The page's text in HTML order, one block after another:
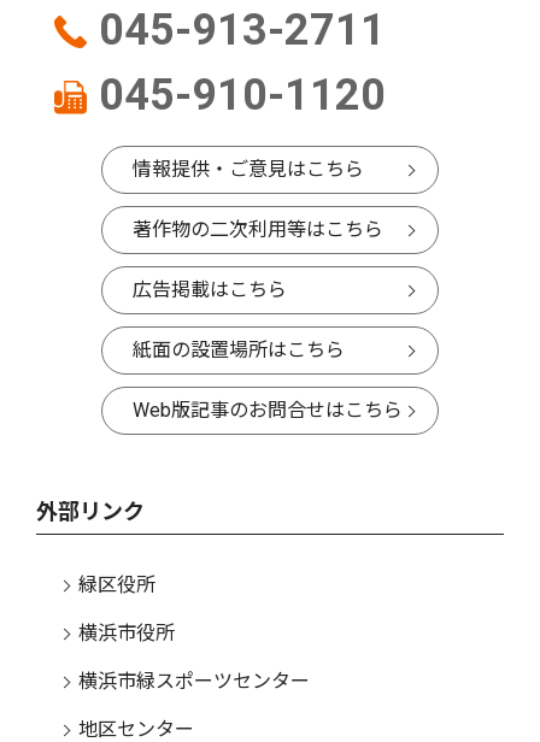
045-913-2711
045-910-1120
情報提供・ご意見はこちら
著作物の二次利用等はこちら
広告掲載はこちら
紙面の設置場所はこちら
Web版記事のお問合せはこちら
外部リンク
緑区役所
横浜市役所
横浜市緑スポーツセンター
地区センター